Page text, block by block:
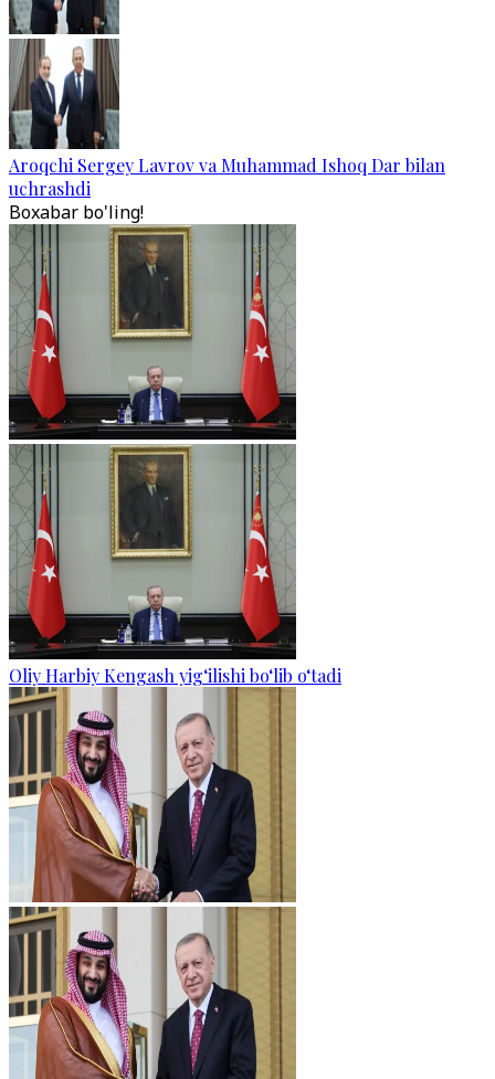
Aroqchi Sergey Lavrov va Muhammad Ishoq Dar bilan
uchrashdi
Boxabar bo'ling!
Oliy Harbiy Kengash yig‘ilishi bo‘lib o‘tadi